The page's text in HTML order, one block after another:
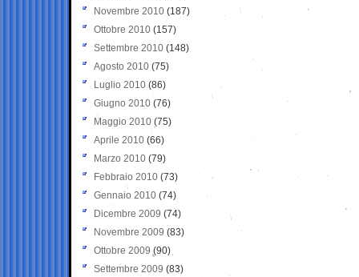
Novembre 2010 (187)
Ottobre 2010 (157)
Settembre 2010 (148)
Agosto 2010 (75)
Luglio 2010 (86)
Giugno 2010 (76)
Maggio 2010 (75)
Aprile 2010 (66)
Marzo 2010 (79)
Febbraio 2010 (73)
Gennaio 2010 (74)
Dicembre 2009 (74)
Novembre 2009 (83)
Ottobre 2009 (90)
Settembre 2009 (83)